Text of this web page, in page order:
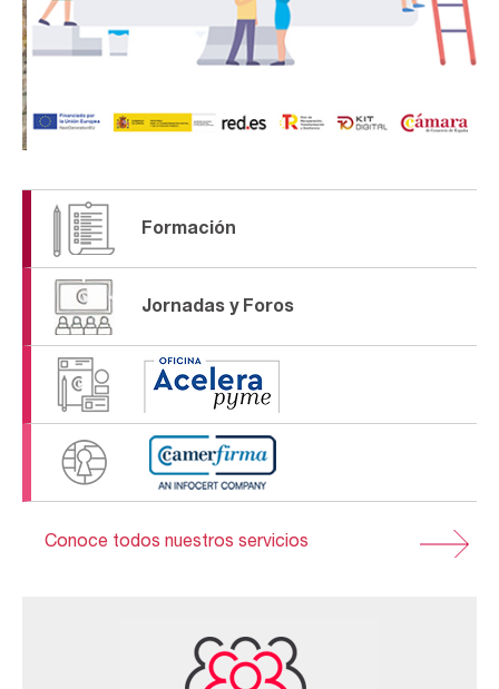
Formación
Jornadas y Foros
Conoce todos nuestros servicios